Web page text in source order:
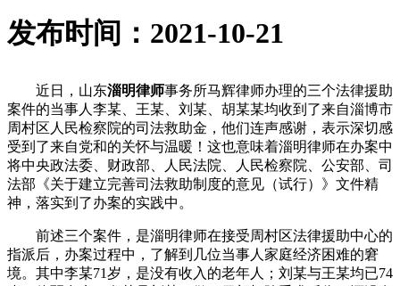
发布时间：2021-10-21
近日，山东淄明律师事务所马辉律师办理的三个法律援助
案件的当事人李某、王某、刘某、胡某某均收到了来自淄博市
周村区人民检察院的司法救助金，他们连声感谢，表示深切感
受到了来自党和的关怀与温暖！这也意味着淄明律师在办案中
将中央政法委、财政部、人民法院、人民检察院、公安部、司
法部《关于建立完善司法救助制度的意见（试行）》文件精
神，落实到了办案的实践中。
前述三个案件，是淄明律师在接受周村区法律援助中心的
指派后，办案过程中，了解到几位当事人家庭经济困难的窘
境。其中李某71岁，是没有收入的老年人；刘某与王某均已74